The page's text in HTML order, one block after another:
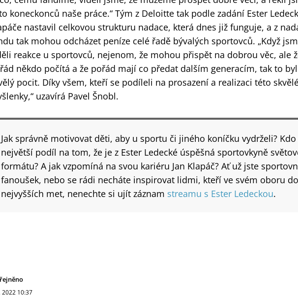
koneckonců naše práce.“ Tým z Deloitte tak podle zadání Ester
nastavil celkovou strukturu nadace, která dnes již funguje, a z
tak mohou odcházet peníze celé řadě bývalých sportovců. „Když
reakce u sportovců, nejenom, že mohou přispět na dobrou věc, ale
někdo počítá a že pořád mají co předat dalším generacím, tak to
pocit. Díky všem, kteří se podíleli na prosazení a realizaci této
uzavírá Pavel Šnobl.
Jak správně motivovat děti, aby u sportu či jiného koníčku vydrželi?
největší podíl na tom, že je z Ester Ledecké úspěšná sportovkyně
formátu? A jak vzpomíná na svou kariéru Jan Klapáč? Ať už jste
fanoušek, nebo se rádi necháte inspirovat lidmi, kteří ve svém oboru
nejvyšších met, nenechte si ujít záznam streamu s Ester Ledeckou.
2022 10:37